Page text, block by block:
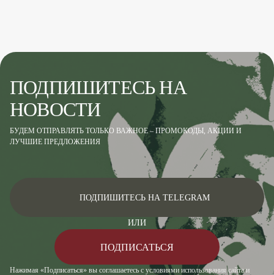
0.8
ПОДПИШИТЕСЬ НА
НОВОСТИ
БУДЕМ ОТПРАВЛЯТЬ ТОЛЬКО ВАЖНОЕ – ПРОМОКОДЫ, АКЦИИ И
ЛУЧШИЕ ПРЕДЛОЖЕНИЯ
Нажимая «Подписаться» вы соглашаетесь с условиями использования сайта и
ПОДПИШИТЕСЬ НА TELEGRAM
ИЛИ
ПОДПИСАТЬСЯ